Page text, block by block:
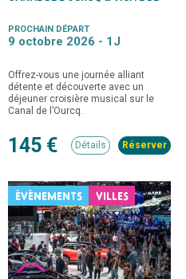
PROCHAIN DÉPART
9 octobre 2026 - 1J
Offrez-vous une journée alliant
détente et découverte avec un
déjeuner croisière musical sur le
Canal de l’Ourcq.
145 € Détails
ÉVÈNEMENTS VILLES